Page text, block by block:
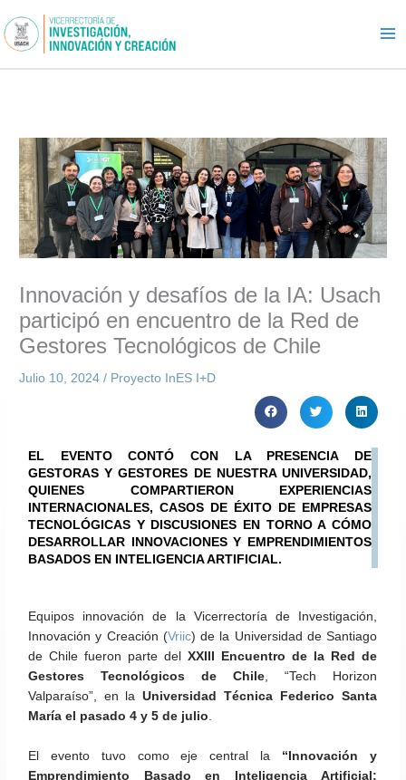
al
contenido
Innovación y desafíos de la IA: Usach
participó en encuentro de la Red de
Gestores Tecnológicos de Chile
Julio 10, 2024/ Proyecto InES I+D
EL EVENTO CONTÓ CON LA PRESENCIA DE
GESTORAS Y GESTORES DE NUESTRA UNIVERSIDAD,
QUIENES COMPARTIERON EXPERIENCIAS
INTERNACIONALES, CASOS DE ÉXITO DE EMPRESAS
TECNOLÓGICAS Y DISCUSIONES EN TORNO A CÓMO
DESARROLLAR INNOVACIONES Y EMPRENDIMIENTOS
BASADOS EN INTELIGENCIA ARTIFICIAL.
Equipos innovación de la Vicerrectoría de Investigación,
Innovación y Creación (Vriic) de la Universidad de Santiago
de Chile fueron parte del
XXIII Encuentro de la Red de
Gestores Tecnológicos de Chile, “Tech Horizon
Valparaíso”, en laUniversidad Técnica Federico Santa
María el pasado 4 y 5 de julio.
El evento tuvo como eje central la “Innovación y
Emprendimiento Basado en Inteligencia Artificial: